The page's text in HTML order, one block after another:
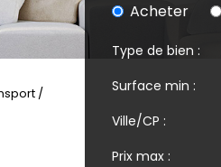
Acheter
Type de bien :
Surface min :
Ville/CP :
Prix max :
/